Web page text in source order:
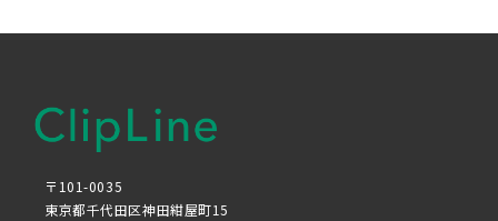
〒101-0035
東京都千代田区神田紺屋町15